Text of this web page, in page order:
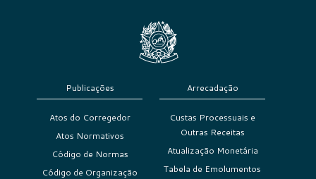
Publicações
Atos do Corregedor
Atos Normativos
Código de Normas
Código de Organização
Arrecadação
Custas Processuais e
Outras Receitas
Atualização Monetária
Tabela de Emolumentos